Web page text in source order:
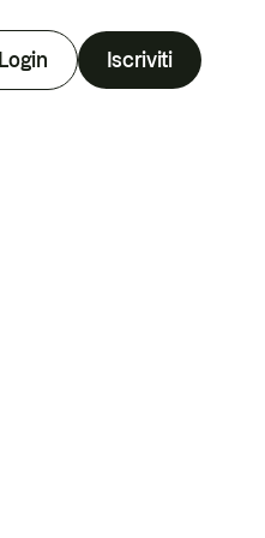
Login Iscriviti